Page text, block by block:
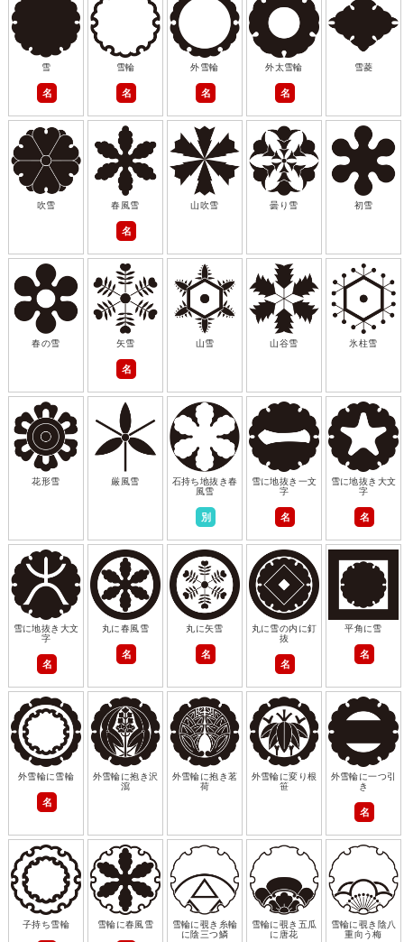
雪
名
雪輪
名
外雪輪
名
外太雪輪
名
雪菱
吹雪 春風雪
名
山吹雪 曇り雪 初雪
春の雪 矢雪
名
山雪 山谷雪 氷柱雪
花形雪 厳風雪
石持ち地抜き春
風雪
別
雪に地抜き一文
字
名
雪に地抜き大文
字
名
雪に地抜き大文
字
名
丸に春風雪
名
丸に矢雪
名
丸に雪の内に釘
抜
名
平角に雪
名
外雪輪に雪輪
名
外雪輪に抱き沢
瀉
外雪輪に抱き茗
荷
外雪輪に変り根
笹
外雪輪に一つ引
き
名
子持ち雪輪 雪輪に春風雪
雪輪に覗き糸輪
に陰三つ鱗
雪輪に覗き五瓜
に唐花
雪輪に覗き陰八
重向う梅